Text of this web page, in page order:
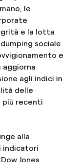
le
e la lotta
sociale
e
aggiorna
agli indici in
delle
più recenti
alla
indicatori
Jones